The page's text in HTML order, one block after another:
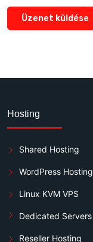
Üzenet küldése
Hosting
Shared Hosting
WordPress Hosting
Linux KVM VPS
Dedicated Servers
Reseller Hosting